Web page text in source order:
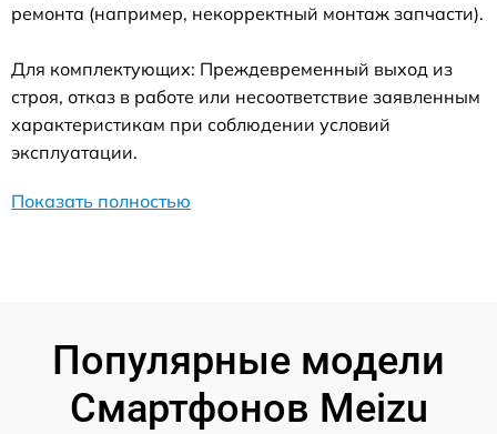
ремонта (например, некорректный монтаж запчасти).
Для комплектующих: Преждевременный выход из
строя, отказ в работе или несоответствие заявленным
характеристикам при соблюдении условий
эксплуатации.
Показать полностью
Популярные модели
Смартфонов Meizu